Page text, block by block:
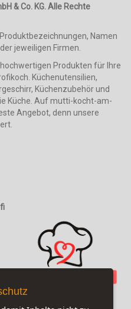
& Co. KG. Alle Rechte
Namen
jeweiligen Firmen.
Produkten für Ihre
Küchenutensilien,
Küchenzubehör und
Küche. Auf mutti-kocht-am-
Angebot, denn unsere